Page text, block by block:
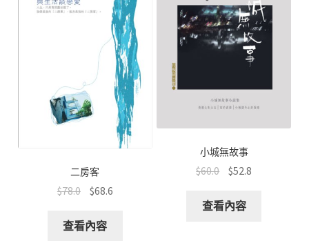
二房客
$78.0 $68.6
查看內容
小城無故事
$60.0 $52.8
查看內容